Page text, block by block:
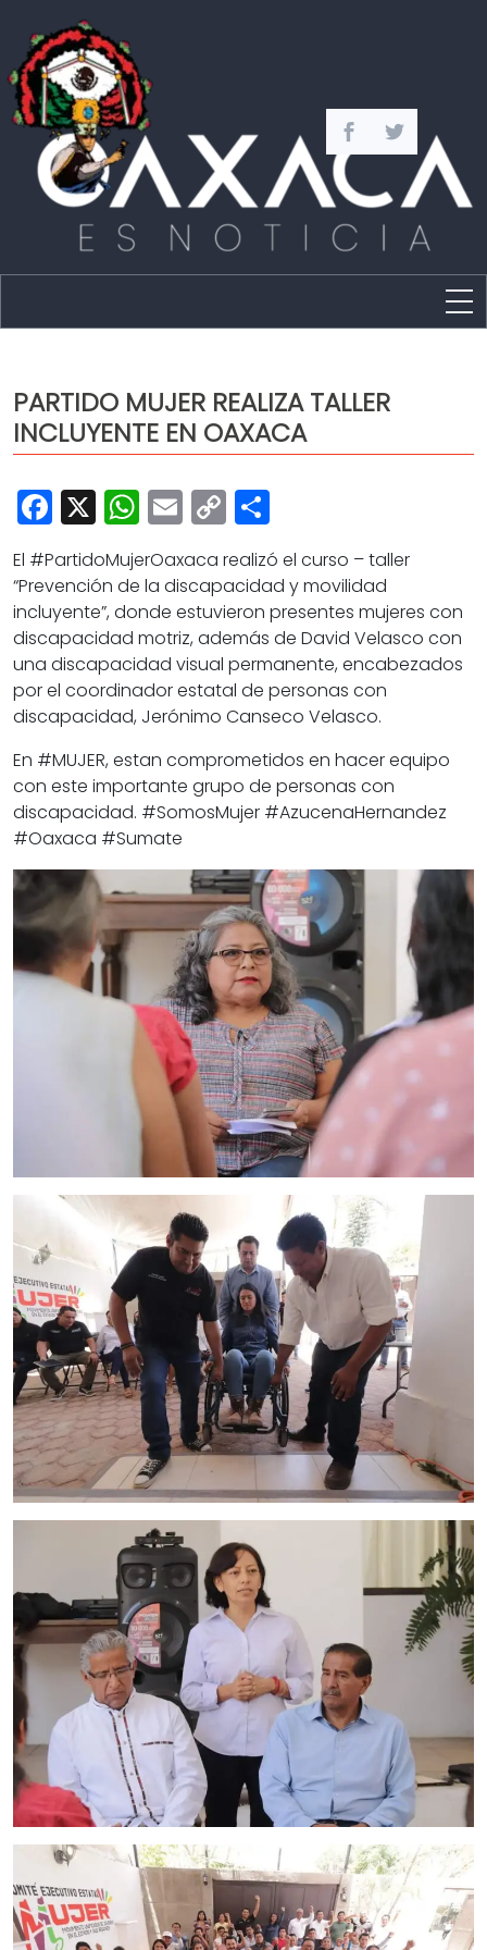
Capital
Policíaca
Cultura
Deportes
Opinión
PARTIDO MUJER REALIZA TALLER
INCLUYENTE EN OAXACA
Facebook
X WhatsApp
Email
Copy
Link
El #PartidoMujerOaxaca realizó el curso – taller
“Prevención de la discapacidad y movilidad
incluyente”, donde estuvieron presentes mujeres con
discapacidad motriz, además de David Velasco con
una discapacidad visual permanente, encabezados
por el coordinador estatal de personas con
discapacidad, Jerónimo Canseco Velasco.
En #MUJER, estan comprometidos en hacer equipo
con este importante grupo de personas con
discapacidad. #SomosMujer #AzucenaHernandez
#Oaxaca #Sumate